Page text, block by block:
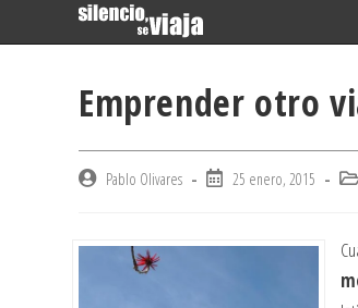
Emprender otro
Post Pablo Olivares
Post 25 enero, 2015
Post